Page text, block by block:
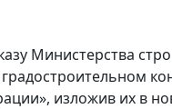
Министерства
изложив их в